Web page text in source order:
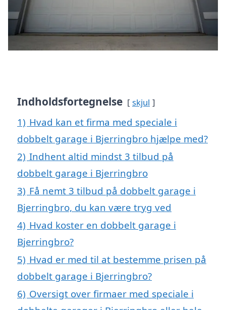
Indholdsfortegnelse skjul
1) Hvad kan et firma med speciale i
dobbelt garage i Bjerringbro hjælpe med?
2) Indhent altid mindst 3 tilbud på
dobbelt garage i Bjerringbro
3) Få nemt 3 tilbud på dobbelt garage i
Bjerringbro, du kan være tryg ved
4) Hvad koster en dobbelt garage i
Bjerringbro?
5) Hvad er med til at bestemme prisen på
dobbelt garage i Bjerringbro?
6) Oversigt over firmaer med speciale i